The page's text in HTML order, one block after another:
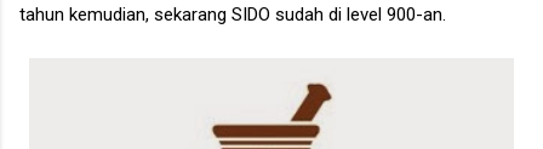
tahun kemudian, sekarang SIDO sudah di level 900-an.